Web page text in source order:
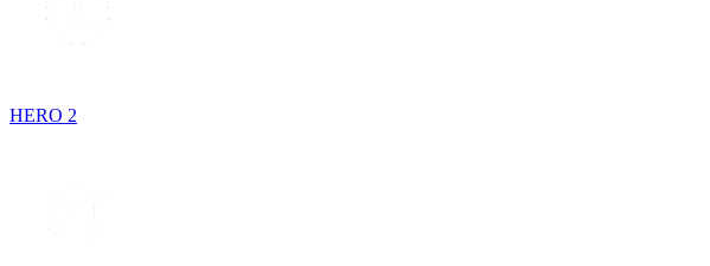
HERO 2